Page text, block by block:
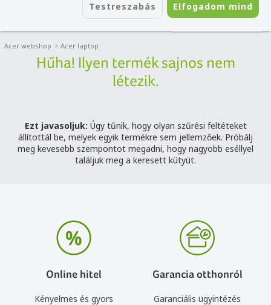
Testreszabás
Elfogadom mind
LAPTOP SZŰRŐ
Acer webshop > Acer laptop
Hűha! Ilyen termék sajnos nem
létezik.
Ezt javasoljuk: Úgy tűnik, hogy olyan szűrési feltéteket
állítottál be, melyek egyik termékre sem jellemzőek. Próbálj
meg kevesebb szempontot megadni, hogy nagyobb eséllyel
találjuk meg a keresett kütyüt.
Online hitel
Kényelmes és gyors
Garancia otthonról
Garanciális ügyintézés